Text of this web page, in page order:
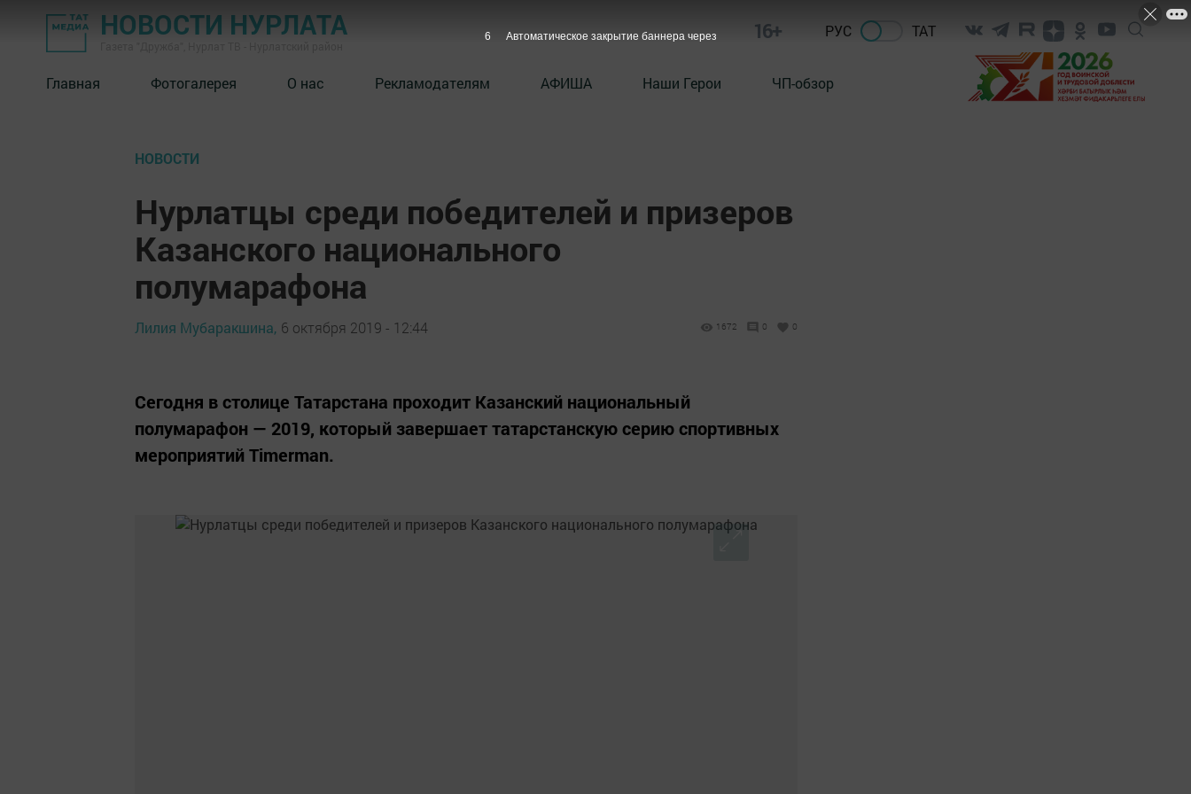
НОВОСТИ НУРЛАТА 16+ РУС ТАТ
Главная Фотогалерея О нас Рекламодателям АФИША Наши Герои ЧП-обзор
НОВОСТИ
Нурлатцы среди победителей и призеров
Казанского национального
полумарафона
Лилия Мубаракшина, 6 октября 2019 - 12:44 1672 0 0
Сегодня в столице Татарстана проходит Казанский национальный
полумарафон — 2019, который завершает татарстанскую серию спортивных
мероприятий Timerman.
5 Автоматическое закрытие баннера через